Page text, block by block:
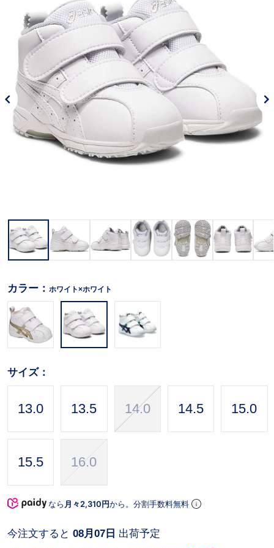
カラー： ホワイト×ホワイト
サイズ：
13.0 13.5 14.0 14.5 15.0
15.5 16.0
なら 月々2,310円から。分割手数料無料
今注文すると 08月07日 出荷予定